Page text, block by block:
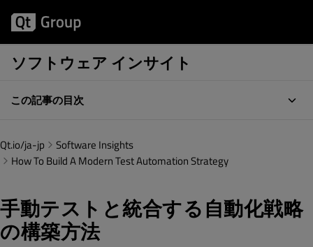
ソフトウェア インサイト
この記事の目次
Qt.io/ja-jp
Software Insights
How To Build A Modern Test Automation Strategy
手動テストと統合する自動化戦略
の構築方法